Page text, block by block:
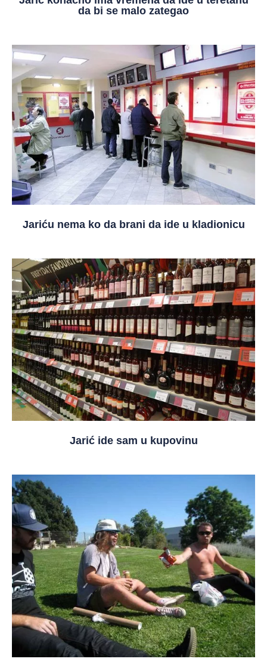
da bi se malo zategao
Jariću nema ko da brani da ide u kladionicu
Jarić ide sam u kupovinu